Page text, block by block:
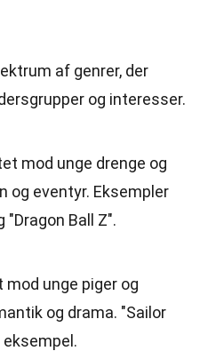
af genrer, der
og interesser.
mod unge drenge og
og eventyr. Eksempler
"Dragon Ball Z".
unge piger og
og drama. "Sailor